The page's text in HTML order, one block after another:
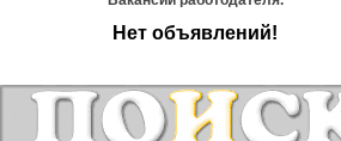
Нет объявлений!